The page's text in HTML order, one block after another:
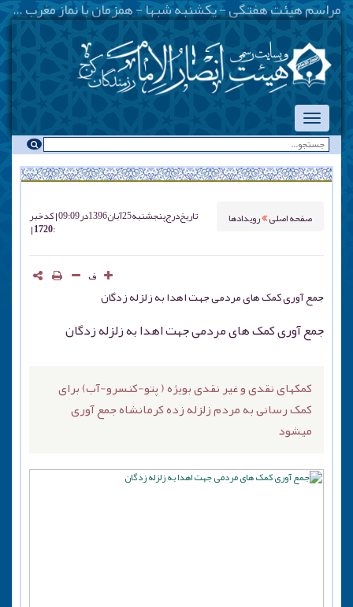
-
صفحه اصلی رویدادها تاریخ درجپنجشنبه 25 آبان 1396 در 09:09 کد خبر
: 1720
ف
جمع آوری کمک های مردمی جهت اهدا به زلزله زدگان
جمع آوری کمک های مردمی جهت اهدا به زلزله زدگان
کمکهای نقدی و غیر نقدی بویژه ( پتو-کنسرو-آب) برای
کمک رسانی به مردم زلزله زده کرمانشاه جمع آوری
میشود